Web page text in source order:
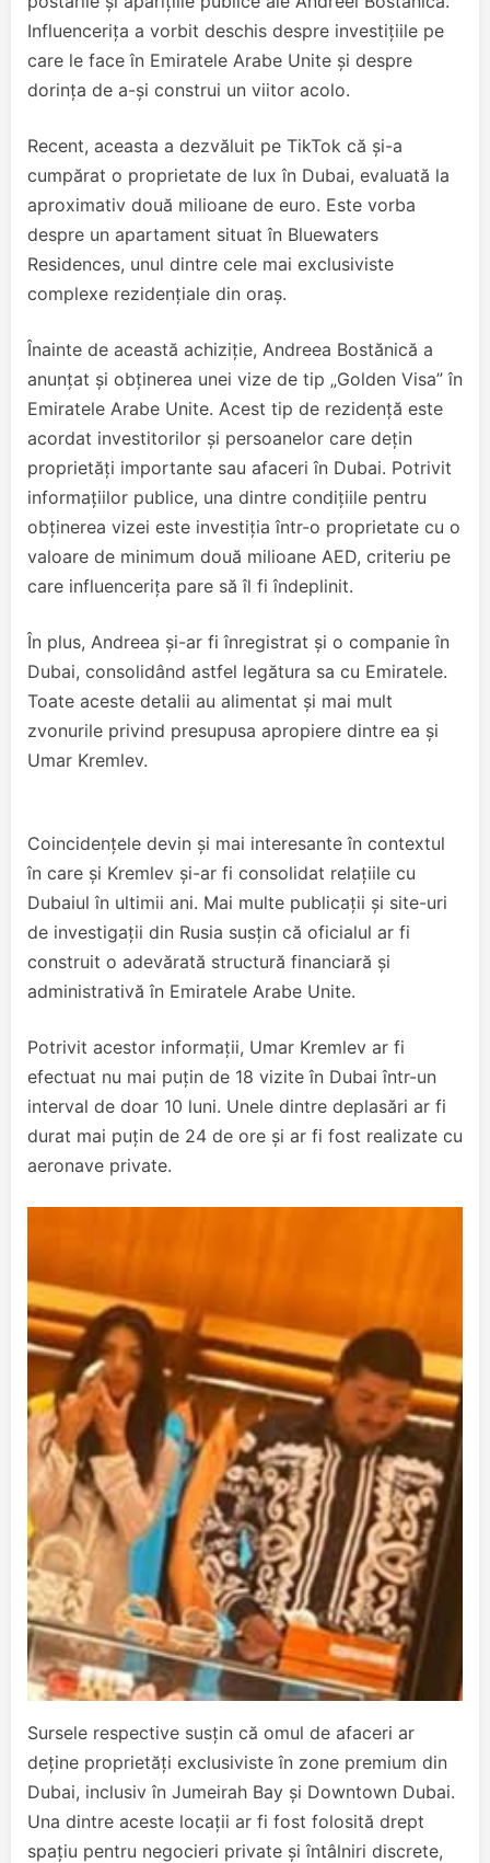
Influencerița a vorbit deschis despre investițiile pe
care le face în Emiratele Arabe Unite și despre
dorința de a-și construi un viitor acolo.
Recent, aceasta a dezvăluit pe TikTok că și-a
cumpărat o proprietate de lux în Dubai, evaluată la
aproximativ două milioane de euro. Este vorba
despre un apartament situat în Bluewaters
Residences, unul dintre cele mai exclusiviste
complexe rezidențiale din oraș.
Înainte de această achiziție, Andreea Bostănică a
anunțat și obținerea unei vize de tip „Golden Visa” în
Emiratele Arabe Unite. Acest tip de rezidență este
acordat investitorilor și persoanelor care dețin
proprietăți importante sau afaceri în Dubai. Potrivit
informațiilor publice, una dintre condițiile pentru
obținerea vizei este investiția într-o proprietate cu o
valoare de minimum două milioane AED, criteriu pe
care influencerița pare să îl fi îndeplinit.
În plus, Andreea și-ar fi înregistrat și o companie în
Dubai, consolidând astfel legătura sa cu Emiratele.
Toate aceste detalii au alimentat și mai mult
zvonurile privind presupusa apropiere dintre ea și
Umar Kremlev.
Coincidențele devin și mai interesante în contextul
în care și Kremlev și-ar fi consolidat relațiile cu
Dubaiul în ultimii ani. Mai multe publicații și site-uri
de investigații din Rusia susțin că oficialul ar fi
construit o adevărată structură financiară și
administrativă în Emiratele Arabe Unite.
Potrivit acestor informații, Umar Kremlev ar fi
efectuat nu mai puțin de 18 vizite în Dubai într-un
interval de doar 10 luni. Unele dintre deplasări ar fi
durat mai puțin de 24 de ore și ar fi fost realizate cu
aeronave private.
Sursele respective susțin că omul de afaceri ar
deține proprietăți exclusiviste în zone premium din
Dubai, inclusiv în Jumeirah Bay și Downtown Dubai.
Una dintre aceste locații ar fi fost folosită drept
spațiu pentru negocieri private și întâlniri discrete,